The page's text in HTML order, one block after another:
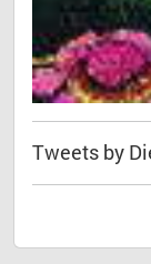
Tweets by